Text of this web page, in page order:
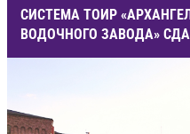
СИСТЕМА ТОИР
ВОДОЧНОГО ЗАВОДА»